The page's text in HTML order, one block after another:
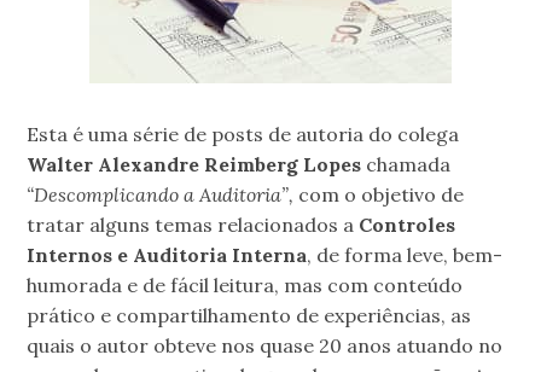
Esta é uma série de posts de autoria do colega
Walter Alexandre Reimberg Lopes chamada
“Descomplicando a Auditoria”, com o objetivo de
tratar alguns temas relacionados a Controles
Internos e Auditoria Interna, de forma leve, bem-
humorada e de fácil leitura, mas com conteúdo
prático e compartilhamento de experiências, as
quais o autor obteve nos quase 20 anos atuando no